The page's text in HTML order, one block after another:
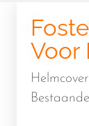
Voor